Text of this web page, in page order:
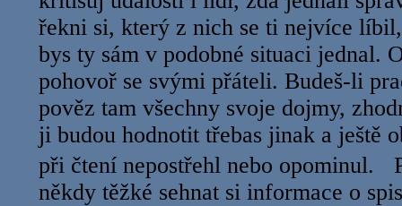
řekni si, který z nich se ti nejvíce
bys ty sám v podobné situaci jednal.
pohovoř se svými přáteli. Budeš-li
pověz tam všechny svoje dojmy,
ji budou hodnotit třebas jinak a ještě
při čtení nepostřehl nebo opominul.
někdy těžké sehnat si informace o